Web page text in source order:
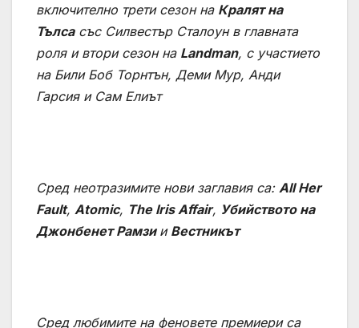
включително трети сезон на Кралят на
Тълса със Силвестър Сталоун в главната
роля и втори сезон на Landman, с участието
на Били Боб Торнтън, Деми Мур, Анди
Гарсия и Сам Елиът
Сред неотразимите нови заглавия са: All Her
Fault, Atomic, The Iris Affair, Убийството на
Джонбенет Рамзи и Вестникът
Сред любимите на феновете премиери са